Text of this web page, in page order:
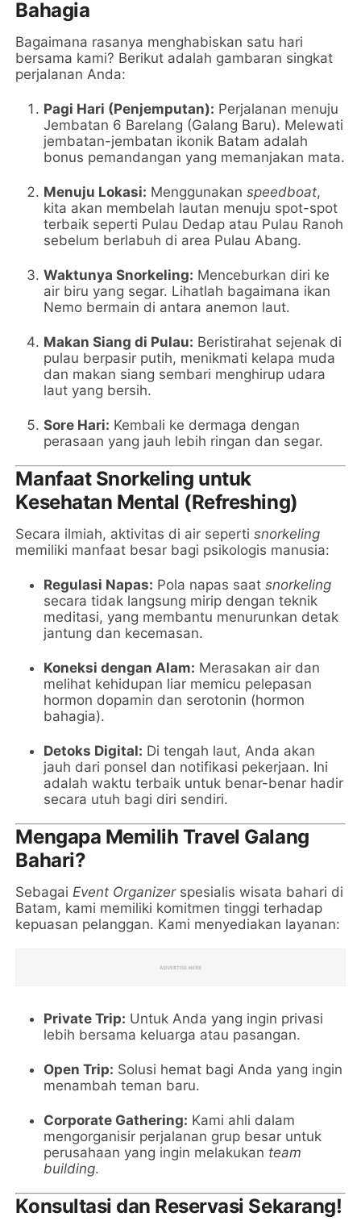
Bahagia
Bagaimana rasanya menghabiskan satu hari
bersama kami? Berikut adalah gambaran singkat
perjalanan Anda:
Pagi Hari (Penjemputan): Perjalanan menuju
Jembatan 6 Barelang (Galang Baru). Melewati
jembatan-jembatan ikonik Batam adalah
bonus pemandangan yang memanjakan mata.
Menuju Lokasi: Menggunakanspeedboat,
kita akan membelah lautan menuju spot-spot
terbaik seperti Pulau Dedap atau Pulau Ranoh
sebelum berlabuh di area Pulau Abang.
Waktunya Snorkeling: Menceburkan diri ke
air biru yang segar. Lihatlah bagaimana ikan
Nemo bermain di antara anemon laut.
Makan Siang di Pulau: Beristirahat sejenak di
pulau berpasir putih, menikmati kelapa muda
dan makan siang sembari menghirup udara
laut yang bersih.
Sore Hari: Kembali ke dermaga dengan
perasaan yang jauh lebih ringan dan segar.
Manfaat Snorkeling untuk
Kesehatan Mental (Refreshing)
Secara ilmiah, aktivitas di air sepertisnorkeling
memiliki manfaat besar bagi psikologis manusia:
Regulasi Napas: Pola napas saatsnorkeling
secara tidak langsung mirip dengan teknik
meditasi, yang membantu menurunkan detak
jantung dan kecemasan.
Koneksi dengan Alam: Merasakan air dan
melihat kehidupan liar memicu pelepasan
hormon dopamin dan serotonin (hormon
bahagia).
Detoks Digital: Di tengah laut, Anda akan
jauh dari ponsel dan notifikasi pekerjaan. Ini
adalah waktu terbaik untuk benar-benar hadir
secara utuh bagi diri sendiri.
Mengapa Memilih Travel Galang
Bahari?
Sebagai Event Organizerspesialis wisata bahari di
Batam, kami memiliki komitmen tinggi terhadap
kepuasan pelanggan. Kami menyediakan layanan:
Private Trip: Untuk Anda yang ingin privasi
lebih bersama keluarga atau pasangan.
Open Trip: Solusi hemat bagi Anda yang ingin
menambah teman baru.
Corporate Gathering: Kami ahli dalam
mengorganisir perjalanan grup besar untuk
perusahaan yang ingin melakukan team
building.
Konsultasi dan Reservasi Sekarang!